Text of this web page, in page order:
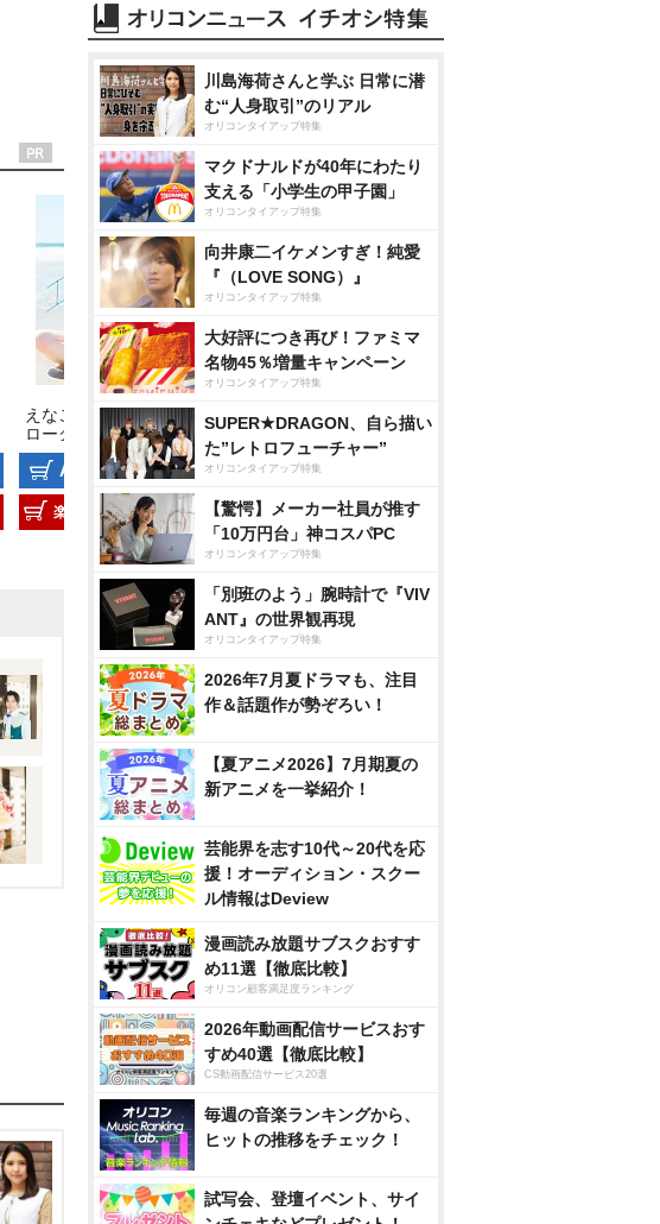
えなこ写真集『エピ
ローグ』
Amazonで見る
楽天ブックスで見る
えなこ写真集 『えな
こ cosplayer 2』
Amazonで見る
楽天ブックスで見る
えなこ るーみっくわ
ーるど コラボコスプ
楽天ブックスで見る
川島海荷さんと学ぶ 日常に潜
む“人身取引”のリアル
オリコンタイアップ特集
マクドナルドが40年にわたり
支える「小学生の甲子園」
オリコンタイアップ特集
向井康二イケメンすぎ！純愛
『（LOVE SONG）』
オリコンタイアップ特集
大好評につき再び！ファミマ
名物45％増量キャンペーン
オリコンタイアップ特集
SUPER★DRAGON、自ら描い
た”レトロフューチャー”
オリコンタイアップ特集
【驚愕】メーカー社員が推す
「10万円台」神コスパPC
オリコンタイアップ特集
「別班のよう」腕時計で『VIV
ANT』の世界観再現
オリコンタイアップ特集
2026年7月夏ドラマも、注目
作＆話題作が勢ぞろい！
【夏アニメ2026】7月期夏の
新アニメを一挙紹介！
芸能界を志す10代～20代を応
援！オーディション・スクー
ル情報はDeview
漫画読み放題サブスクおすす
め11選【徹底比較】
オリコン顧客満足度ランキング
2026年動画配信サービスおす
すめ40選【徹底比較】
CS動画配信サービス20選
毎週の音楽ランキングから、
ヒットの推移をチェック！
試写会、登壇イベント、サイ